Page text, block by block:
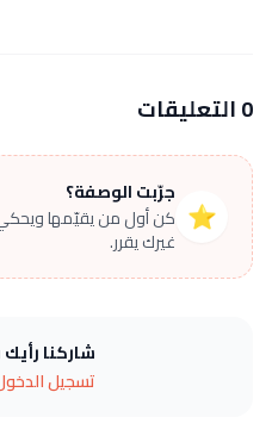
0 التعليقات
⭐
جرّبت الوصفة؟
كن أول من يقيّمها ويحكي
غيرك يقرر.
شاركنا
تسجيل